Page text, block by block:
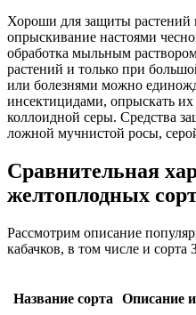
Хороши для защиты растений
опрыскивание настоями
обработка мыльным
растений и только при
или болезнями можно
инсектицидами, опрыскать
коллоидной серы. Средства
ложной мучнистой росы,
Сравнительная
желтоплодных
Рассмотрим описание
кабачков, в том числе и сорта
Название сорта Описание